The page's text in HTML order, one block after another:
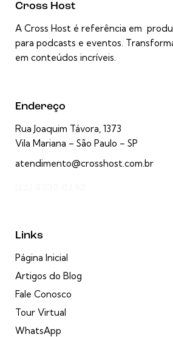
Cross Host
A Cross Host é referência em
para podcasts e eventos.
em conteúdos incríveis.
Endereço
Rua Joaquim Távora, 1373
Vila Mariana – São Paulo – SP
atendimento@crosshost.com.br
Links
Página Inicial
Artigos do Blog
Fale Conosco
Tour Virtual
WhatsApp